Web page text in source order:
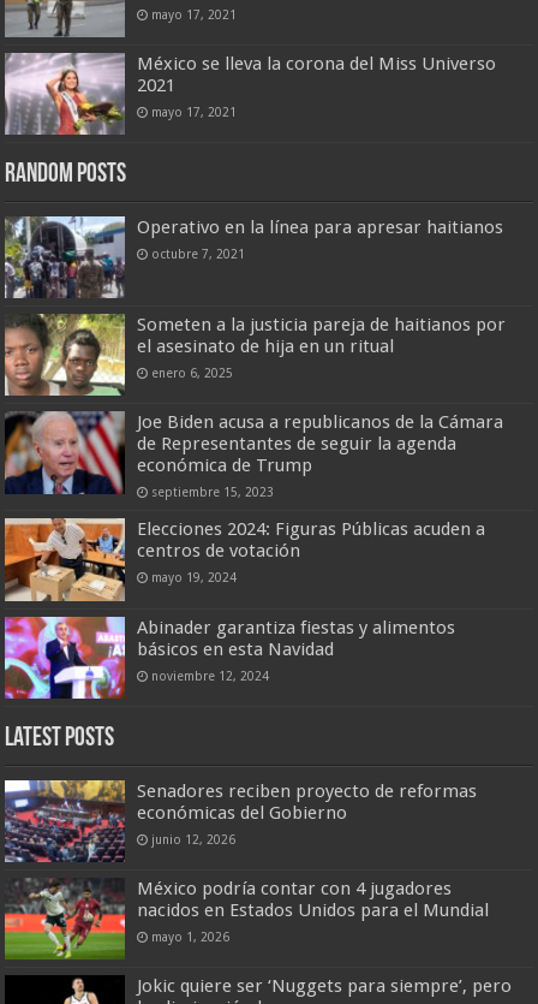
mayo 17, 2021
México se lleva la corona del Miss Universo
2021
mayo 17, 2021
Random Posts
Operativo en la línea para apresar haitianos
octubre 7, 2021
Someten a la justicia pareja de haitianos por
el asesinato de hija en un ritual
enero 6, 2025
Joe Biden acusa a republicanos de la Cámara
de Representantes de seguir la agenda
económica de Trump
septiembre 15, 2023
Elecciones 2024: Figuras Públicas acuden a
centros de votación
mayo 19, 2024
Abinader garantiza fiestas y alimentos
básicos en esta Navidad
noviembre 12, 2024
Latest Posts
Senadores reciben proyecto de reformas
económicas del Gobierno
junio 12, 2026
México podría contar con 4 jugadores
nacidos en Estados Unidos para el Mundial
mayo 1, 2026
Jokic quiere ser ‘Nuggets para siempre’, pero